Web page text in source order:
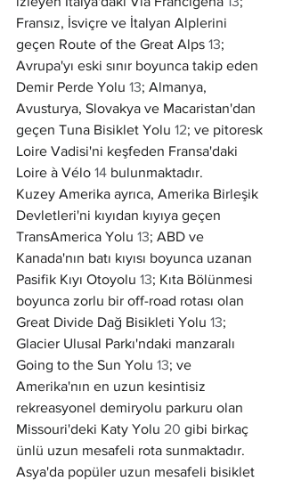
Fransız, İsviçre ve İtalyan Alplerini
geçen Route of the Great Alps 13;
Avrupa'yı eski sınır boyunca takip eden
Demir Perde Yolu 13; Almanya,
Avusturya, Slovakya ve Macaristan'dan
geçen Tuna Bisiklet Yolu 12; ve pitoresk
Loire Vadisi'ni keşfeden Fransa'daki
Loire à Vélo 14 bulunmaktadır.
Kuzey Amerika ayrıca, Amerika Birleşik
Devletleri'ni kıyıdan kıyıya geçen
TransAmerica Yolu 13; ABD ve
Kanada'nın batı kıyısı boyunca uzanan
Pasifik Kıyı Otoyolu 13; Kıta Bölünmesi
boyunca zorlu bir off-road rotası olan
Great Divide Dağ Bisikleti Yolu 13;
Glacier Ulusal Parkı'ndaki manzaralı
Going to the Sun Yolu 13; ve
Amerika'nın en uzun kesintisiz
rekreasyonel demiryolu parkuru olan
Missouri'deki Katy Yolu 20 gibi birkaç
ünlü uzun mesafeli rota sunmaktadır.
Asya'da popüler uzun mesafeli bisiklet